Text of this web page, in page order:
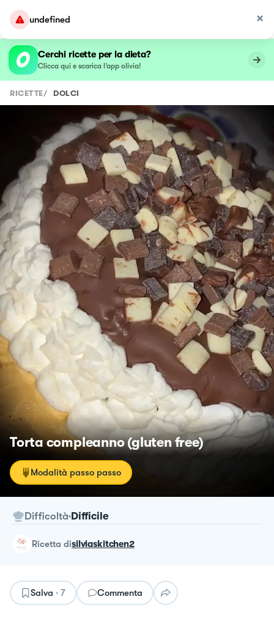
undefined
Cerchi ricette per la dieta?
Clicca qui e scarica l’app olivia!
RICETTE/ DOLCI
Torta compleanno (gluten free)
Modalità passo passo
Difficoltà Difficile
ricetta disilviaskitchen2
Salva · 7 Commenta